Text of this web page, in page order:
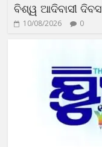
ବିଶ୍ୱ ଆଦିବାସୀ ଦିବସ
10/08/2026 0